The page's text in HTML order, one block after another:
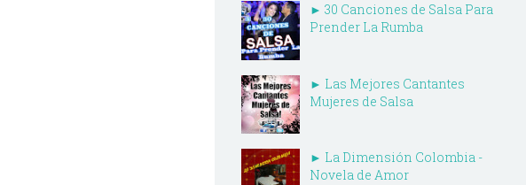
► 30 Canciones de Salsa Para
Prender La Rumba
► Las Mejores Cantantes
Mujeres de Salsa
► La Dimensión Colombia -
Novela de Amor